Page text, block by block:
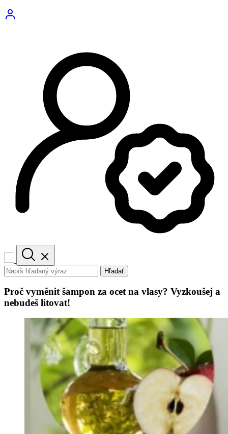
Hľadať
Proč vyměnit šampon za ocet na vlasy? Vyzkoušej a
nebudeš litovat!